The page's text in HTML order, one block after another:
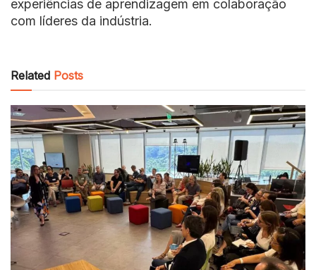
experiências de aprendizagem em colaboração
com líderes da indústria.
Related Posts